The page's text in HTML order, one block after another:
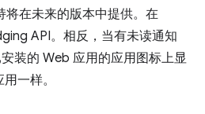
在未来的版本中提供。在
API。相反，当有未读通知
装的 Web 应用的应用图标上显
一样。